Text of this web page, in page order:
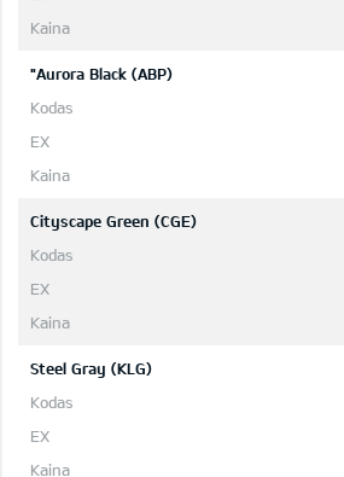
"Aurora Black (ABP)
Cityscape Green (CGE)
Steel Gray (KLG)